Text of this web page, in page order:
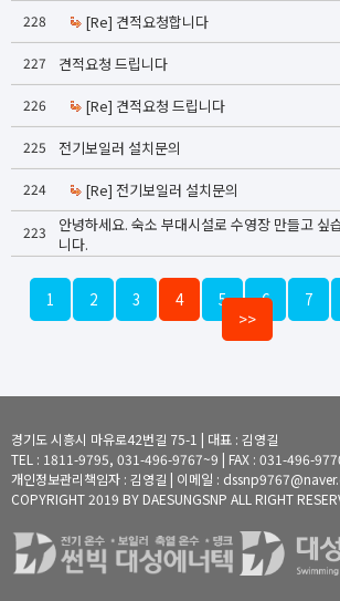
228 [Re] 견적요청합니다
227 견적요청 드립니다
226 [Re] 견적요청 드립니다
225 전기보일러 설치문의
224 [Re] 전기보일러 설치문의
223
안녕하세요. 숙소 부대시설로 수영장 만들고 싶
니다.
1 2 3 4 5 6 7
>>
경기도 시흥시 마유로42번길 75-1 | 대표 : 김영길
TEL : 1811-9795, 031-496-9767~9 | FAX : 031-496-
개인정보관리책임자 : 김영길 | 이메일 :
COPYRIGHT 2019 BY DAESUNGSNP ALL RIGHT